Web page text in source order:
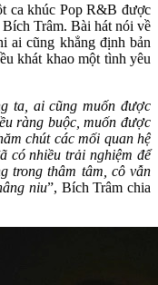
ca khúc Pop R&B được
Trâm. Bài hát nói về
ai cũng khẳng định bản
khát khao một tình yêu
ta, ai cũng muốn được
ràng buộc, muốn được
chút các mối quan hệ
có nhiều trải nghiệm để
trong thâm tâm, cô vẫn
niu”, Bích Trâm chia